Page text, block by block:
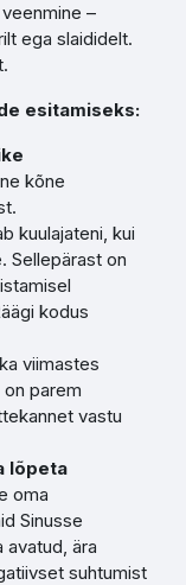
–
ega slaididelt.
esitamiseks:
kõne
kuulajateni, kui
Sellepärast on
kodus
viimastes
parem
vastu
lõpeta
oma
Sinusse
avatud, ära
suhtumist